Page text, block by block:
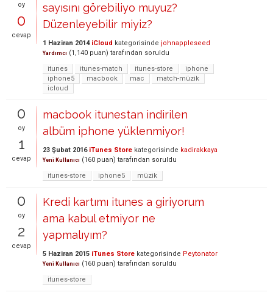
oy
0
cevap
sayısını görebiliyo muyuz?
Düzenleyebilir miyiz?
1 Haziran 2014 iCloud kategorisinde johnappleseed
Yardımcı (1,140 puan) tarafından soruldu
itunes
itunes-match itunes-store
iphone
iphone5
macbook mac
match-müzik
icloud
0
oy
1
cevap
macbook itunestan indirilen
albüm iphone yüklenmiyor!
23 Şubat 2016 iTunes Store kategorisinde kadirakkaya
Yeni Kullanıcı (160 puan) tarafından soruldu
itunes-store
iphone5 müzik
0
oy
2
cevap
Kredi kartımı itunes a giriyorum
ama kabul etmiyor ne
yapmalıyım?
5 Haziran 2015 iTunes Store kategorisinde Peytonator
Yeni Kullanıcı (160 puan) tarafından soruldu
itunes-store